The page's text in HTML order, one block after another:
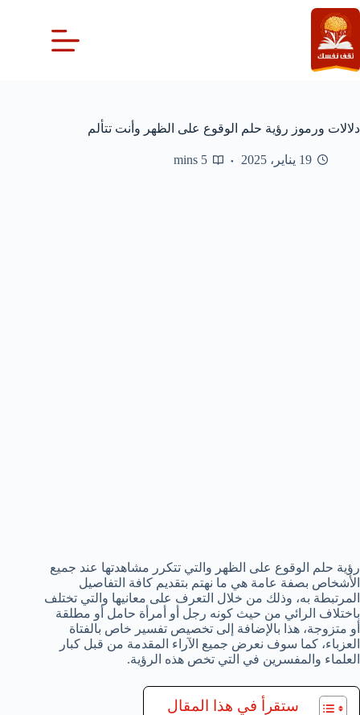
التجاوز
إلى
المحتوى
دلالات ورموز رؤية حلم الوقوع على الظهر وأنت تتألم
19 يناير، 2025 5 mins
رؤية حلم الوقوع على الظهر والتي تتكرر مشاهدتها عند جميع
الأشخاص بصفة عامة هي ما نهتم بتقديم كافة التفاصيل
المرتبطة به، وذلك من خلال التعرف على معانيها والتي تختلف
باختلاف الرائي من حيث كونه رجل أو أمرأة حامل أو مطلقة
أو متزوجة، هذا بالإضافة إلى تخصيص تفسير خاص بالفتاة
العزباء، كما سوف نعرض جميع الآراء المقدمة من قبل كبار
العلماء والمفسرين في التي تخص هذه الرؤية.
ستقرأ في هذا المقال